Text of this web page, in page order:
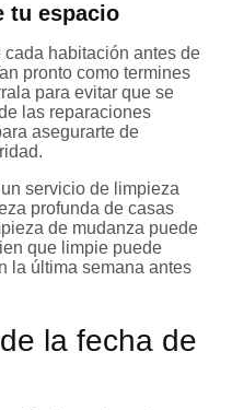
tu espacio
habitación antes de
pronto como termines
para evitar que se
las reparaciones
asegurarte de
servicio de limpieza
profunda de casas
de mudanza puede
que limpie puede
la última semana antes
la fecha de